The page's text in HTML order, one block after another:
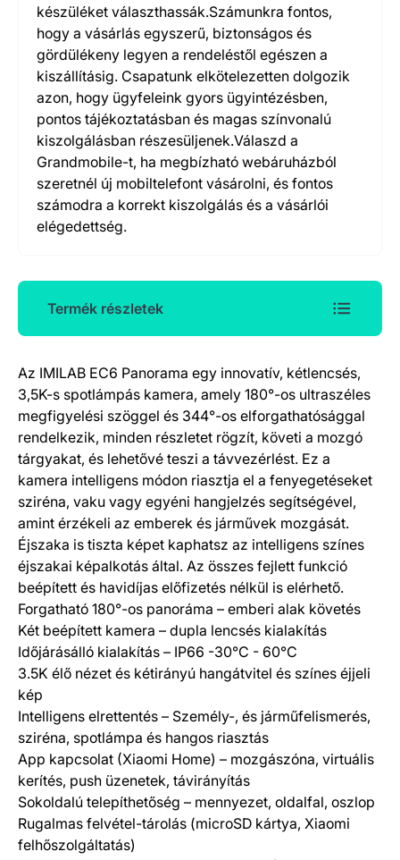
készüléket választhassák.Számunkra fontos,
hogy a vásárlás egyszerű, biztonságos és
gördülékeny legyen a rendeléstől egészen a
kiszállításig. Csapatunk elkötelezetten dolgozik
azon, hogy ügyfeleink gyors ügyintézésben,
pontos tájékoztatásban és magas színvonalú
kiszolgálásban részesüljenek.Válaszd a
Grandmobile-t, ha megbízható webáruházból
szeretnél új mobiltelefont vásárolni, és fontos
számodra a korrekt kiszolgálás és a vásárlói
elégedettség.
Termék részletek
Termék részletek
Az IMILAB EC6 Panorama egy innovatív, kétlencsés,
3,5K-s spotlámpás kamera, amely 180°-os ultraszéles
megfigyelési szöggel és 344°-os elforgathatósággal
rendelkezik, minden részletet rögzít, követi a mozgó
tárgyakat, és lehetővé teszi a távvezérlést. Ez a
kamera intelligens módon riasztja el a fenyegetéseket
sziréna, vaku vagy egyéni hangjelzés segítségével,
amint érzékeli az emberek és járművek mozgását.
Éjszaka is tiszta képet kaphatsz az intelligens színes
éjszakai képalkotás által. Az összes fejlett funkció
beépített és havidíjas előfizetés nélkül is elérhető.
Forgatható 180°-os panoráma – emberi alak követés
Két beépített kamera – dupla lencsés kialakítás
Időjárásálló kialakítás – IP66 -30°C - 60°C
3.5K élő nézet és kétirányú hangátvitel és színes éjjeli
kép
Intelligens elrettentés – Személy-, és járműfelismerés,
sziréna, spotlámpa és hangos riasztás
App kapcsolat (Xiaomi Home) – mozgászóna, virtuális
kerítés, push üzenetek, távirányítás
Sokoldalú telepíthetőség – mennyezet, oldalfal, oszlop
Rugalmas felvétel-tárolás (microSD kártya, Xiaomi
felhőszolgáltatás)